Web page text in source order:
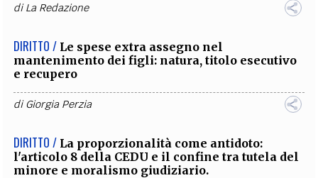
diLa Redazione
DIRITTO / Le spese extra assegno nel
mantenimento dei figli: natura, titolo esecutivo
e recupero
diGiorgia Perzia
DIRITTO / La proporzionalità come antidoto:
l'articolo 8 della CEDU e il confine tra tutela del
minore e moralismo giudiziario.